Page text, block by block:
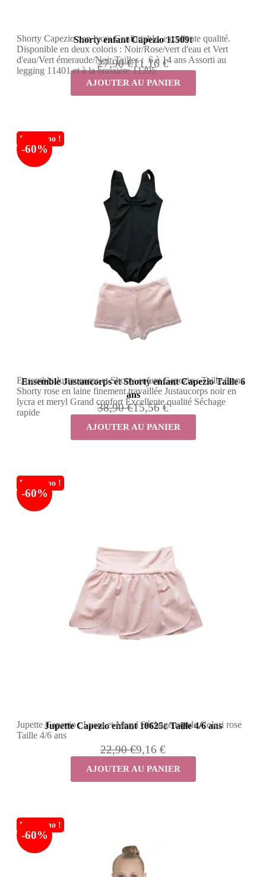
Shorty enfant Capezio 11509t
Shorty Capezio : en lycra Confortable, excellente qualité.
Disponible en deux coloris : Noir/Rose/vert d'eau et Vert
d'eau/Vert émeraude/Noir Tailles : 6 à 14 ans Assorti au
legging 11401 et à la brassière 11395
27,90 €11,16 €
AJOUTER AU PANIER
En promo !
-60%
Ensemble Justaucorps et Shorty enfant Capezio Taille 6
ans
Ensemble Justaucorps et Shorty enfant Capezio : Taille 6 ans
Shorty rose en laine finement travaillée Justaucorps noir en
lycra et meryl Grand confort Excellente qualité Séchage
rapide
38,90 €15,56 €
AJOUTER AU PANIER
En promo !
-60%
Jupette Capezio enfant 10625c Taille 4/6 ans
Jupette Capezio : Lycra et Meryl Séchage rapide Colori rose
Taille 4/6 ans
22,90 €9,16 €
AJOUTER AU PANIER
En promo !
-60%